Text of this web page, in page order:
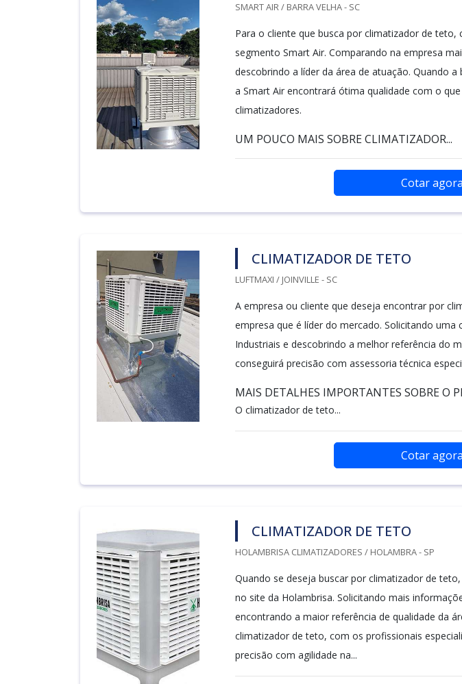
SMART AIR / BARRA VELHA - SC
Para o cliente que busca por climatizador de teto,
segmento Smart Air. Comparando na empresa
descobrindo a líder da área de atuação. Quando
a Smart Air encontrará ótima qualidade com o
climatizadores.
UM POUCO MAIS SOBRE CLIMATIZADOR...
Cotar agora
CLIMATIZADOR DE TETO
LUFTMAXI / JOINVILLE - SC
A empresa ou cliente que deseja encontrar por
empresa que é líder do mercado. Solicitando uma
Industriais e descobrindo a melhor referência do
conseguirá precisão com assessoria técnica
MAIS DETALHES IMPORTANTES SOBRE O
O climatizador de teto...
Cotar agora
CLIMATIZADOR DE TETO
HOLAMBRISA CLIMATIZADORES / HOLAMBRA - SP
Quando se deseja buscar por climatizador de
no site da Holambrisa. Solicitando mais
encontrando a maior referência de qualidade da
climatizador de teto, com os profissionais
precisão com agilidade na...